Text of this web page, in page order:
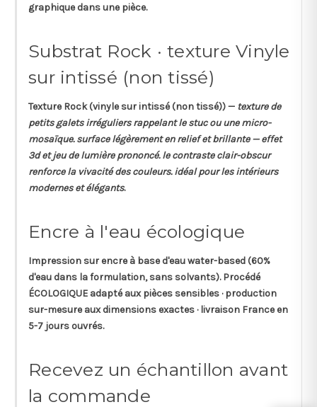
graphique dans une pièce.
Substrat Rock · texture Vinyle
sur intissé (non tissé)
TextureRock(vinyle sur intissé (non tissé)) — texture de
petits galets irréguliers rappelant le stuc ou une micro-
mosaïque. surface légèrement en relief et brillante — effet
3d et jeu de lumière prononcé. le contraste clair-obscur
renforce la vivacité des couleurs. idéal pour les intérieurs
modernes et élégants.
Encre à l'eau écologique
Impression sur encre à base d'eauwater-based (60%
d'eau dans la formulation, sans solvants). Procédé
ÉCOLOGIQUE adapté aux pièces sensibles · production
sur-mesure aux dimensions exactes · livraison France en
5-7 jours ouvrés.
Recevez un échantillon avant
la commande